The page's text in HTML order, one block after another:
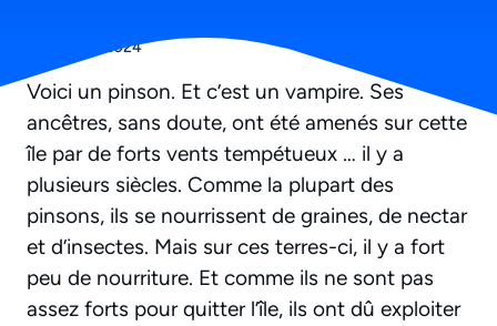
31 octobre 2024
Voici un pinson. Et c’est un vampire. Ses
ancêtres, sans doute, ont été amenés sur cette
île par de forts vents tempétueux … il y a
plusieurs siècles. Comme la plupart des
pinsons, ils se nourrissent de graines, de nectar
et d’insectes. Mais sur ces terres-ci, il y a fort
peu de nourriture. Et comme ils ne sont pas
assez forts pour quitter l’île, ils ont dû exploiter